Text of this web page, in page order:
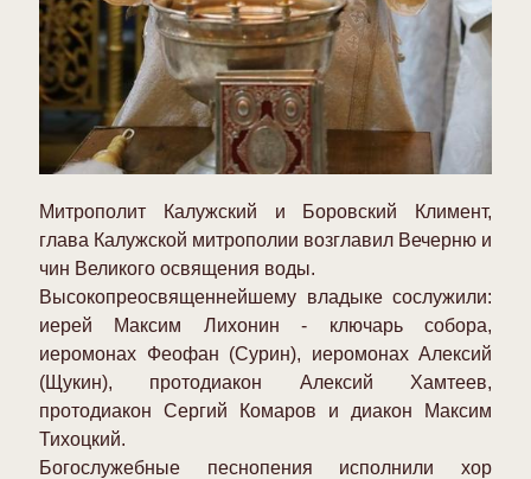
Митрополит Калужский и Боровский Климент,
глава Калужской митрополии возглавил Вечерню и
чин Великого освящения воды.
Высокопреосвященнейшему владыке сослужили:
иерей Максим Лихонин - ключарь собора,
иеромонах Феофан (Сурин), иеромонах Алексий
(Щукин), протодиакон Алексий Хамтеев,
протодиакон Сергий Комаров и диакон Максим
Тихоцкий.
Богослужебные песнопения исполнили хор